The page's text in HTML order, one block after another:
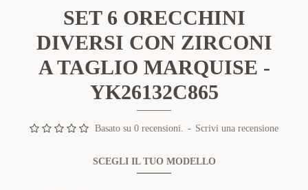
SET 6 ORECCHINI
DIVERSI CON ZIRCONI
A TAGLIO MARQUISE -
YK26132C865
Basato su 0 recensioni. - Scrivi una recensione
SCEGLI IL TUO MODELLO